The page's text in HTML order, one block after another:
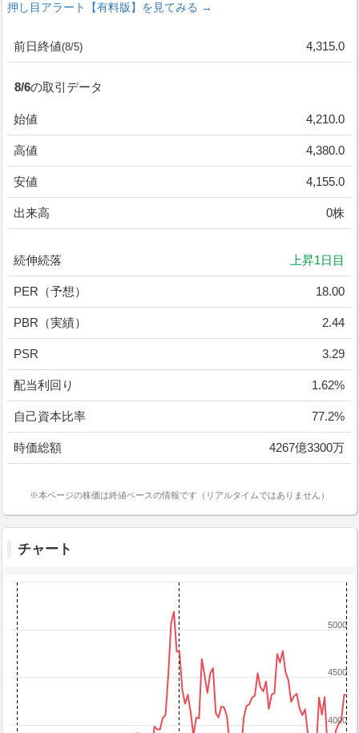
押し目アラート【有料版】を見てみる →
前日終値(8/5) 4,315.0
8/6の取引データ
始値 4,210.0
高値 4,380.0
安値 4,155.0
出来高 0株
続伸続落 上昇1日目
PER（予想） 18.00
PBR（実績） 2.44
PSR 3.29
配当利回り 1.62%
自己資本比率 77.2%
時価総額 4267億3300万
※本ページの株価は終値ベースの情報です（リアルタイムではありません）
チャート
4000
4500
5000